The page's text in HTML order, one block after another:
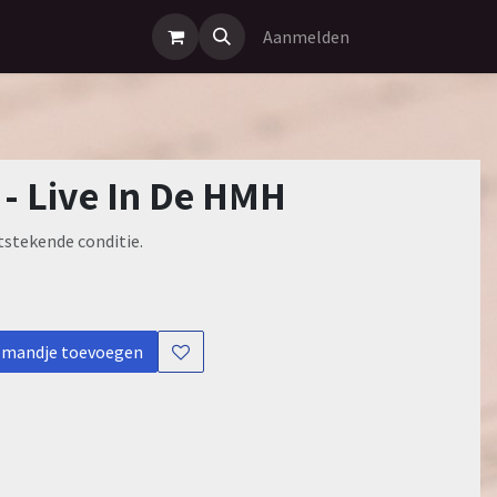
Aanmelden
Live In De HMH
conditie.
toevoegen